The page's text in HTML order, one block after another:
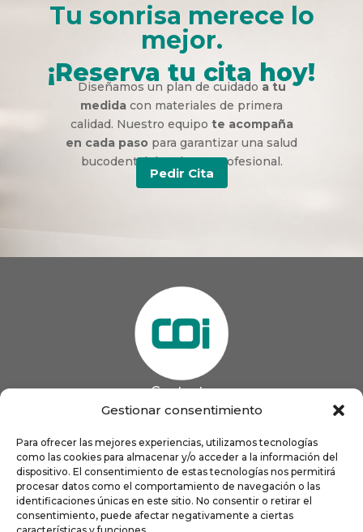
Gestionar consentimiento
Para ofrecer las mejores experiencias, utilizamos tecnologías
como las cookies para almacenar y/o acceder a la información del
dispositivo. El consentimiento de estas tecnologías nos permitirá
procesar datos como el comportamiento de navegación o las
identificaciones únicas en este sitio. No consentir o retirar el
consentimiento, puede afectar negativamente a ciertas
Tu sonrisa merece lo
mejor.
¡Reserva tu cita hoy!
Diseñamos un plan de cuidado a tu
medida con materiales de primera
calidad. Nuestro equipo te acompaña
en cada paso para garantizar una salud
bucodental duradera y profesional.
Pedir Cita
Contacto
 coigijon@gmail.com
Horario
Lun
9:00 a 13:00 - 16:00 a 21:00
Mar
9:00 a 13:00 - 16:00 a 20:00
Mié
9:00 a 14:00 - 16:00 a 19:00